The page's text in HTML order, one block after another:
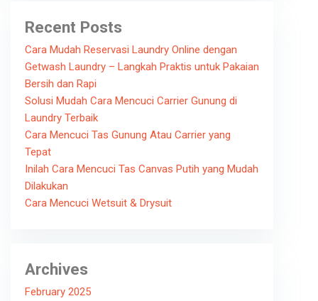
Recent Posts
Cara Mudah Reservasi Laundry Online dengan
Getwash Laundry – Langkah Praktis untuk Pakaian
Bersih dan Rapi
Solusi Mudah Cara Mencuci Carrier Gunung di
Laundry Terbaik
Cara Mencuci Tas Gunung Atau Carrier yang
Tepat
Inilah Cara Mencuci Tas Canvas Putih yang Mudah
Dilakukan
Cara Mencuci Wetsuit & Drysuit
Archives
February 2025